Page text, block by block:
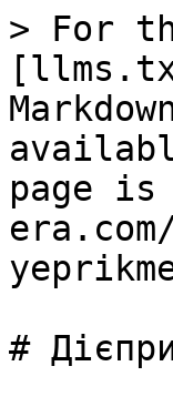
> For
page
#